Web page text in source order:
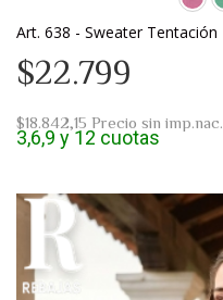
Art. 638 - Sweater Tentación
$22.799
$18.842,15 Precio sin imp.nac.
3,6,9 y 12 cuotas